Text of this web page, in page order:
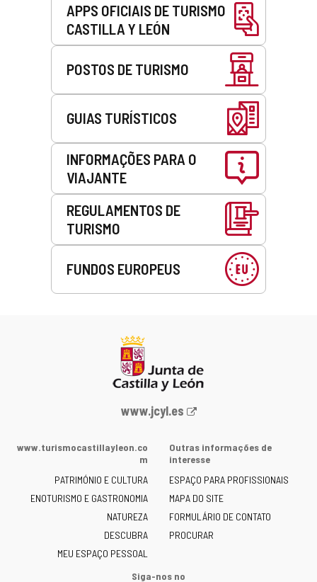
APPS OFICIAIS DE TURISMO
CASTILLA Y LEÓN
POSTOS DE TURISMO
GUIAS TURÍSTICOS
INFORMAÇÕES PARA O
VIAJANTE
REGULAMENTOS DE
TURISMO
FUNDOS EUROPEUS
Portal
Junta
Castilla
y
León
-
www.jcyl.es
www.turismocastillayleon.co
m
PATRIMÓNIO E CULTURA
ENOTURISMO E GASTRONOMIA
NATUREZA
DESCUBRA
MEU ESPAÇO PESSOAL
Outras informações de
interesse
ESPAÇO PARA PROFISSIONAIS
MAPA DO SITE
FORMULÁRIO DE CONTATO
PROCURAR
Siga-nos no